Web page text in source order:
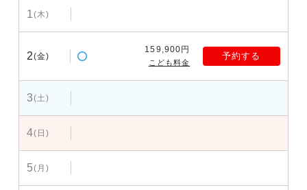
1(木)
2(金)
159,900円
こども料金
予約する
3(土)
4(日)
5(月)